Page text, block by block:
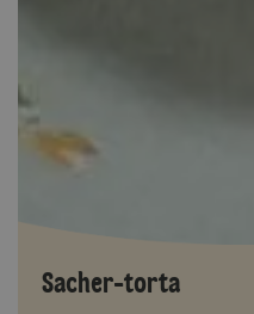
Sacher-torta